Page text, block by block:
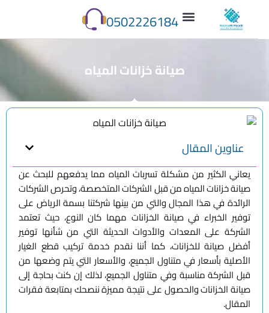
0502226184
صيانة خزانات المياه
عناوين المقال
يعاني الكثير من مشكلة تسربات المياه مما يدفعهم للبحث عن
صيانة خزانات المياه من قبل الشركات المتخصصة، وتحرص الشركات
الرائدة في هذا المجال والتي من بينها شركتنا بسمة الرياض على
توفير الخبراء في صيانة الخزانات مهما كان النوع، حيث تعتمد
الشركة على المعدات والأدوات الحديثة التي من شأنها توفير
أفضل صيانة للخزانات، كما أننا نقدم خدمة تركيب قطع الغيار
الأصلية بأسعار في متناول الجميع، والأسعار التي يتم وضعها من
قبل الشركة مناسبة وفي متناول الجميع، لذلك إن كنت بحاجة إلى
صيانة الخزانات والحصول على نتيجة مميزة ننصحك بمتابعة فقرات
المقال.